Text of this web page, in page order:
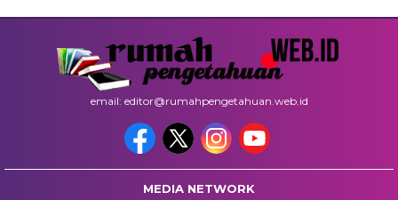
email: editor@rumahpengetahuan.web.id
MEDIA NETWORK